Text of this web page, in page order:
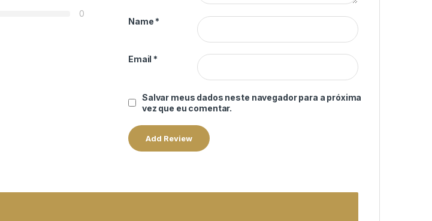
0
Name *
Email *
Salvar meus dados neste navegador para a próxima
vez que eu comentar.